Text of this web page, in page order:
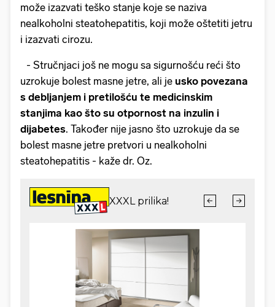
može izazvati teško stanje koje se naziva
nealkoholni steatohepatitis, koji može oštetiti jetru
i izazvati cirozu.
- Stručnjaci još ne mogu sa sigurnošću reći što
uzrokuje bolest masne jetre, ali je usko povezana
s debljanjem i pretilošću te medicinskim
stanjima kao što su otpornost na inzulin i
dijabetes. Također nije jasno što uzrokuje da se
bolest masne jetre pretvori u nealkoholni
steatohepatitis - kaže dr. Oz.